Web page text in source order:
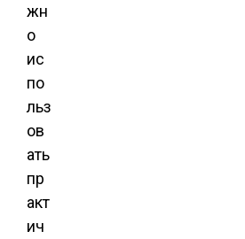
жн
о
ис
по
льз
ов
ать
пр
акт
ич